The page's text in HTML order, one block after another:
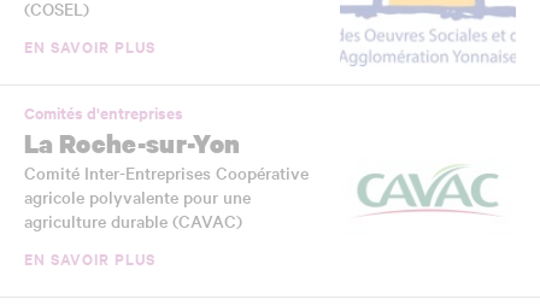
(COSEL)
EN SAVOIR PLUS
Comités d'entreprises
La Roche-sur-Yon
Comité Inter-Entreprises Coopérative
agricole polyvalente pour une
agriculture durable (CAVAC)
EN SAVOIR PLUS